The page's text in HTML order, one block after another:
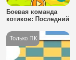
Боевая команда
котиков: Последний